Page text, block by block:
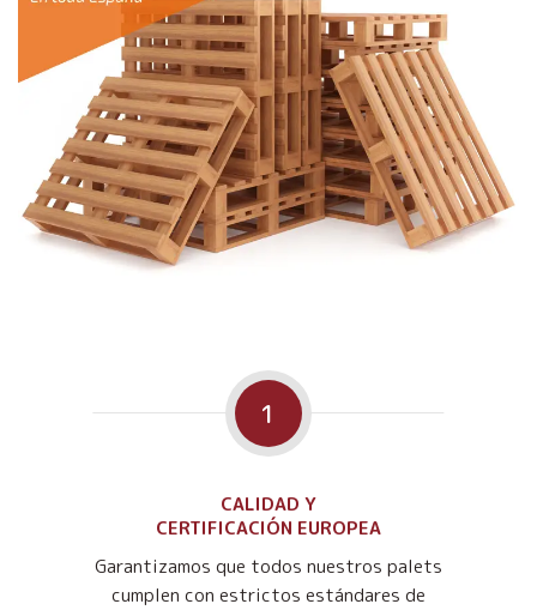
1
CALIDAD Y
CERTIFICACIÓN EUROPEA
Garantizamos que todos nuestros palets
cumplen con estrictos estándares de